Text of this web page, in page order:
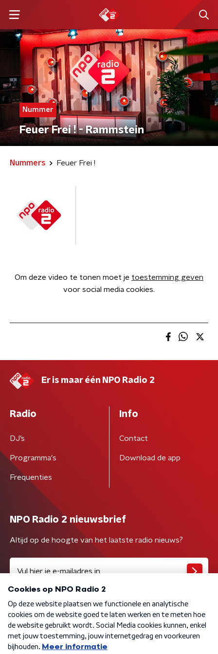
Nummer
Feuer Frei ! - Rammstein
Nummers Feuer Frei !
Om deze video te tonen moet je toestemming geven
voor social media cookies.
Er is maar één NPO Radio 2
Radio
DJ’s
Programma's
Frequenties
Info
Contact
Download de app
NPO Radio 2 nieuwsbrief
Altijd op de hoogte van het laatste radio nieuws?
Algemene voorwaarden